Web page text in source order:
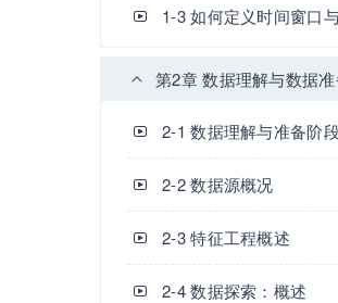
1-3 如何定义时间窗口
第2章 数据理解与数据
2-1 数据理解与准备阶
2-2 数据源概况
2-3 特征工程概述
2-4 数据探索：概述